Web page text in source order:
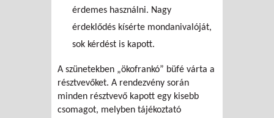
érdemes használni. Nagy
érdeklődés kísérte mondanivalóját,
sok kérdést is kapott.
A szünetekben „ökofrankó” büfé várta a
résztvevőket. A rendezvény során
minden résztvevő kapott egy kisebb
csomagot, melyben tájékoztató